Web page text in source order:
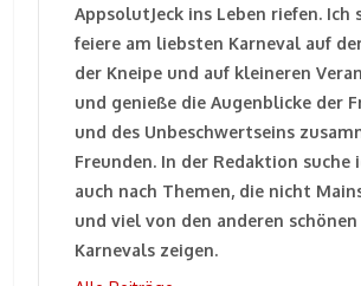
AppsolutJeck ins Leben riefen. Ich
feiere am liebsten Karneval auf
der Kneipe und auf kleineren
und genieße die Augenblicke der
und des Unbeschwertseins
Freunden. In der Redaktion suche
auch nach Themen, die nicht
und viel von den anderen
Karnevals zeigen.